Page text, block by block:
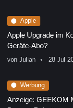
Apple
Apple Upgrade im
Geräte-Abo?
von Julian 28 Jul
Werbung
Anzeige: GEEKOM